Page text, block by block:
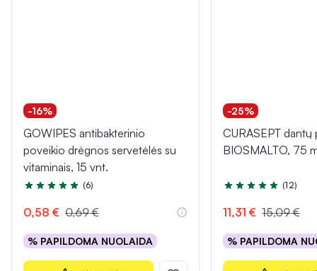
-16%
GOWIPES antibakterinio
poveikio drėgnos servetėlės su
vitaminais, 15 vnt.
Įvertinimas 5.0 iš 5
(6)
0,58 € 0,69 €
% PAPILDOMA NUOLAIDA
-25%
CURASEPT dantų
BIOSMALTO, 75
Įvertinimas 5.0 iš 5
(12)
11,31 € 15,09 €
% PAPILDOMA